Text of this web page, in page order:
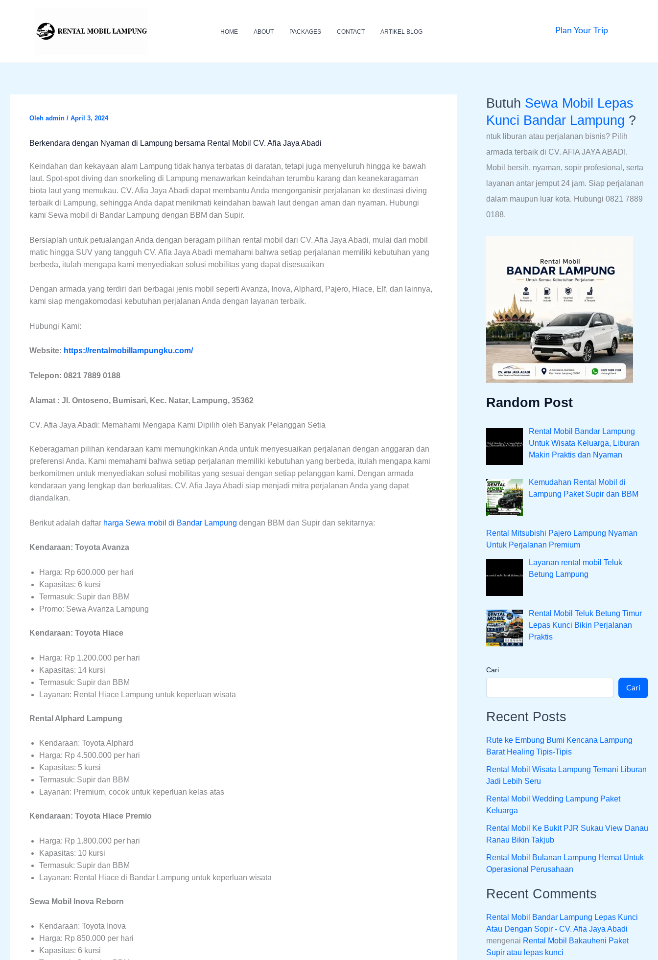
HOME ABOUT PACKAGES CONTACT ARTIKEL BLOG Plan Your Trip
Oleh admin / April 3, 2024
Berkendara dengan Nyaman di Lampung bersama Rental Mobil CV. Afia Jaya Abadi
Keindahan dan kekayaan alam Lampung tidak hanya terbatas di daratan, tetapi juga menyeluruh hingga ke bawah
laut. Spot-spot diving dan snorkeling di Lampung menawarkan keindahan terumbu karang dan keanekaragaman
biota laut yang memukau. CV. Afia Jaya Abadi dapat membantu Anda mengorganisir perjalanan ke destinasi diving
terbaik di Lampung, sehingga Anda dapat menikmati keindahan bawah laut dengan aman dan nyaman. Hubungi
kami Sewa mobil di Bandar Lampung dengan BBM dan Supir.
Bersiaplah untuk petualangan Anda dengan beragam pilihan rental mobil dari CV. Afia Jaya Abadi, mulai dari mobil
matic hingga SUV yang tangguh CV. Afia Jaya Abadi memahami bahwa setiap perjalanan memiliki kebutuhan yang
berbeda, itulah mengapa kami menyediakan solusi mobilitas yang dapat disesuaikan
Dengan armada yang terdiri dari berbagai jenis mobil seperti Avanza, Inova, Alphard, Pajero, Hiace, Elf, dan lainnya,
kami siap mengakomodasi kebutuhan perjalanan Anda dengan layanan terbaik.
Hubungi Kami:
Website: https://rentalmobillampungku.com/
Telepon: 0821 7889 0188
Alamat : Jl. Ontoseno, Bumisari, Kec. Natar, Lampung, 35362
CV. Afia Jaya Abadi: Memahami Mengapa Kami Dipilih oleh Banyak Pelanggan Setia
Keberagaman pilihan kendaraan kami memungkinkan Anda untuk menyesuaikan perjalanan dengan anggaran dan
preferensi Anda. Kami memahami bahwa setiap perjalanan memiliki kebutuhan yang berbeda, itulah mengapa kami
berkomitmen untuk menyediakan solusi mobilitas yang sesuai dengan setiap pelanggan kami. Dengan armada
kendaraan yang lengkap dan berkualitas, CV. Afia Jaya Abadi siap menjadi mitra perjalanan Anda yang dapat
diandalkan.
Berikut adalah daftar harga Sewa mobil di Bandar Lampung dengan BBM dan Supir dan sekitarnya:
Kendaraan: Toyota Avanza
Harga: Rp 600.000 per hari
Kapasitas: 6 kursi
Termasuk: Supir dan BBM
Promo: Sewa Avanza Lampung
Kendaraan: Toyota Hiace
Harga: Rp 1.200.000 per hari
Kapasitas: 14 kursi
Termasuk: Supir dan BBM
Layanan: Rental Hiace Lampung untuk keperluan wisata
Rental Alphard Lampung
Kendaraan: Toyota Alphard
Harga: Rp 4.500.000 per hari
Kapasitas: 5 kursi
Termasuk: Supir dan BBM
Layanan: Premium, cocok untuk keperluan kelas atas
Kendaraan: Toyota Hiace Premio
Harga: Rp 1.800.000 per hari
Kapasitas: 10 kursi
Termasuk: Supir dan BBM
Layanan: Rental Hiace di Bandar Lampung untuk keperluan wisata
Sewa Mobil Inova Reborn
Kendaraan: Toyota Inova
Harga: Rp 850.000 per hari
Kapasitas: 6 kursi
Butuh Sewa Mobil Lepas
Kunci Bandar Lampung ?
ntuk liburan atau perjalanan bisnis? Pilih
armada terbaik di CV. AFIA JAYA ABADI.
Mobil bersih, nyaman, sopir profesional, serta
layanan antar jemput 24 jam. Siap perjalanan
dalam maupun luar kota. Hubungi 0821 7889
0188.
Random Post
Rental Mobil Bandar Lampung
Untuk Wisata Keluarga, Liburan
Makin Praktis dan Nyaman
Kemudahan Rental Mobil di
Lampung Paket Supir dan BBM
Rental Mitsubishi Pajero Lampung Nyaman
Untuk Perjalanan Premium
Layanan rental mobil Teluk
Betung Lampung
Rental Mobil Teluk Betung Timur
Lepas Kunci Bikin Perjalanan
Praktis
Cari
Cari
Recent Posts
Rute ke Embung Bumi Kencana Lampung
Barat Healing Tipis-Tipis
Rental Mobil Wisata Lampung Temani Liburan
Jadi Lebih Seru
Rental Mobil Wedding Lampung Paket
Keluarga
Rental Mobil Ke Bukit PJR Sukau View Danau
Ranau Bikin Takjub
Rental Mobil Bulanan Lampung Hemat Untuk
Operasional Perusahaan
Recent Comments
Rental Mobil Bandar Lampung Lepas Kunci
Atau Dengan Sopir - CV. Afia Jaya Abadi
mengenai Rental Mobil Bakauheni Paket
Supir atau lepas kunci